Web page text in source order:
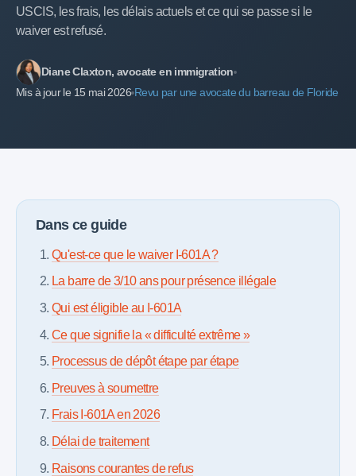
USCIS, les frais, les délais actuels et ce qui se passe si le
waiver est refusé.
Diane Claxton, avocate en immigration
Mis à jour le 15 mai 2026 Revu par une avocate du barreau de Floride
Dans ce guide
Qu'est-ce que le waiver I-601A ?
La barre de 3/10 ans pour présence illégale
Qui est éligible au I-601A
Ce que signifie la « difficulté extrême »
Processus de dépôt étape par étape
Preuves à soumettre
Frais I-601A en 2026
Délai de traitement
Raisons courantes de refus